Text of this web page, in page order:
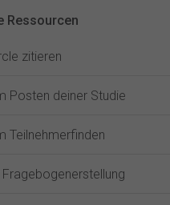
Ressourcen
zitieren
Posten deiner Studie
Teilnehmerfinden